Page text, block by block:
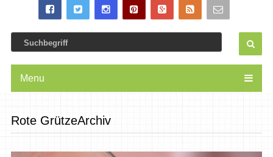
Menu
Rote GrützeArchiv